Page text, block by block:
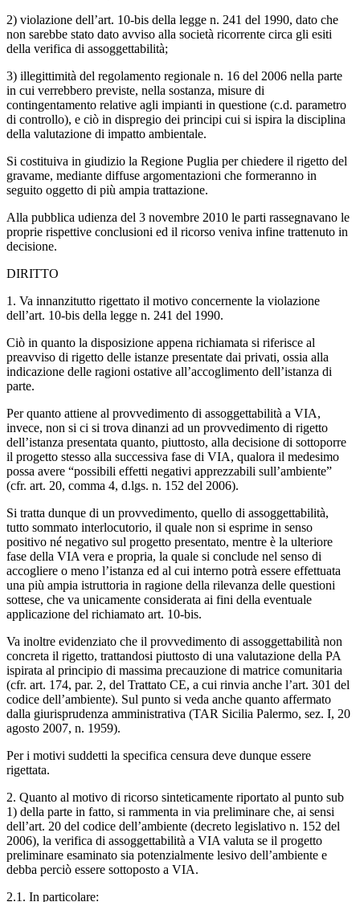
2) violazione dell’art. 10-bis della legge n. 241 del 1990, dato che
non sarebbe stato dato avviso alla società ricorrente circa gli esiti
della verifica di assoggettabilità;
3) illegittimità del regolamento regionale n. 16 del 2006 nella parte
in cui verrebbero previste, nella sostanza, misure di
contingentamento relative agli impianti in questione (c.d. parametro
di controllo), e ciò in dispregio dei principi cui si ispira la disciplina
della valutazione di impatto ambientale.
Si costituiva in giudizio la Regione Puglia per chiedere il rigetto del
gravame, mediante diffuse argomentazioni che formeranno in
seguito oggetto di più ampia trattazione.
Alla pubblica udienza del 3 novembre 2010 le parti rassegnavano le
proprie rispettive conclusioni ed il ricorso veniva infine trattenuto in
decisione.
DIRITTO
1. Va innanzitutto rigettato il motivo concernente la violazione
dell’art. 10-bis della legge n. 241 del 1990.
Ciò in quanto la disposizione appena richiamata si riferisce al
preavviso di rigetto delle istanze presentate dai privati, ossia alla
indicazione delle ragioni ostative all’accoglimento dell’istanza di
parte.
Per quanto attiene al provvedimento di assoggettabilità a VIA,
invece, non si ci si trova dinanzi ad un provvedimento di rigetto
dell’istanza presentata quanto, piuttosto, alla decisione di sottoporre
il progetto stesso alla successiva fase di VIA, qualora il medesimo
possa avere “possibili effetti negativi apprezzabili sull’ambiente”
(cfr. art. 20, comma 4, d.lgs. n. 152 del 2006).
Si tratta dunque di un provvedimento, quello di assoggettabilità,
tutto sommato interlocutorio, il quale non si esprime in senso
positivo né negativo sul progetto presentato, mentre è la ulteriore
fase della VIA vera e propria, la quale si conclude nel senso di
accogliere o meno l’istanza ed al cui interno potrà essere effettuata
una più ampia istruttoria in ragione della rilevanza delle questioni
sottese, che va unicamente considerata ai fini della eventuale
applicazione del richiamato art. 10-bis.
Va inoltre evidenziato che il provvedimento di assoggettabilità non
concreta il rigetto, trattandosi piuttosto di una valutazione della PA
ispirata al principio di massima precauzione di matrice comunitaria
(cfr. art. 174, par. 2, del Trattato CE, a cui rinvia anche l’art. 301 del
codice dell’ambiente). Sul punto si veda anche quanto affermato
dalla giurisprudenza amministrativa (TAR Sicilia Palermo, sez. I, 20
agosto 2007, n. 1959).
Per i motivi suddetti la specifica censura deve dunque essere
rigettata.
2. Quanto al motivo di ricorso sinteticamente riportato al punto sub
1) della parte in fatto, si rammenta in via preliminare che, ai sensi
dell’art. 20 del codice dell’ambiente (decreto legislativo n. 152 del
2006), la verifica di assoggettabilità a VIA valuta se il progetto
preliminare esaminato sia potenzialmente lesivo dell’ambiente e
debba perciò essere sottoposto a VIA.
2.1. In particolare: